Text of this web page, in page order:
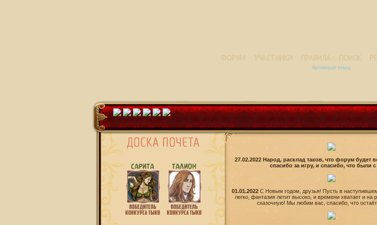
Активные темы
27.02.2022 Народ, расклад таков, что форум будет
спасибо за игру, и спасибо, что были
01.01.2022 С Новым годом, друзья! Пусть в
легко, фантазия летит высоко, и времени хватает и на
сказочную! Мы любим вас, спасибо, что